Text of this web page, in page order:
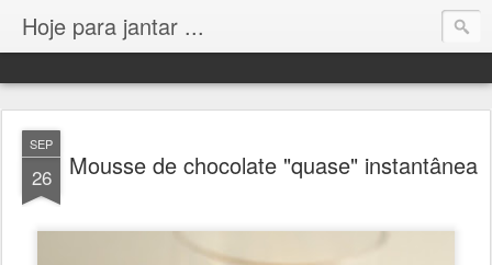
Hoje para jantar ...
SEP
26 Mousse de chocolate "quase" instantânea